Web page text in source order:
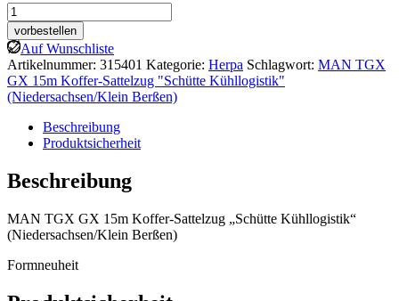
Herpa:
MAN
TGX
GX
15m
Ko-
Sz.
"Schütte"
Menge
vorbestellen
Auf Wunschliste
Artikelnummer: 315401 Kategorie: Herpa Schlagwort: MAN TGX
GX 15m Koffer-Sattelzug "Schütte Kühllogistik"
(Niedersachsen/Klein Berßen)
Beschreibung
Produktsicherheit
Beschreibung
MAN TGX GX 15m Koffer-Sattelzug „Schütte Kühllogistik“
(Niedersachsen/Klein Berßen)
Formneuheit